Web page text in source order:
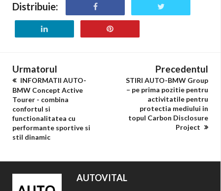
Distribuie:
Urmatorul
INFORMATII AUTO-
BMW Concept Active
Tourer - combina
confortul si
functionalitatea cu
performante sportive si
stil dinamic
Precedentul
STIRI AUTO-BMW Group
– pe prima pozitie pentru
activitatile pentru
protectia mediului in
topul Carbon Disclosure
Project
AUTOVITAL